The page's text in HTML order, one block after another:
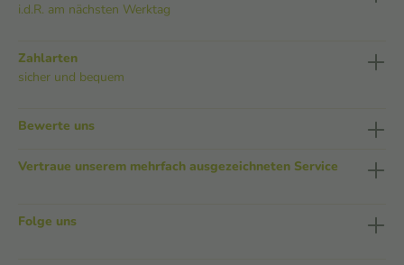
i.d.R. am nächsten Werktag
Zahlarten
sicher und bequem
Bewerte uns
Vertraue unserem mehrfach ausgezeichneten Service
Folge uns